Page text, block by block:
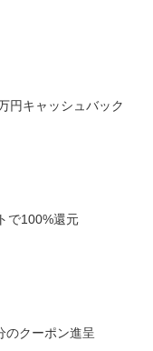
円キャッシュバック
で100%還元
のクーポン進呈